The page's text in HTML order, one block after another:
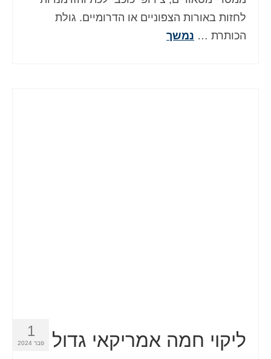
לחזות באורות הצפוניים או הדרומיים. גולת
הכותרת … נמשך
1
פבר 2024
ליקוי חמה אמריקאי גדול